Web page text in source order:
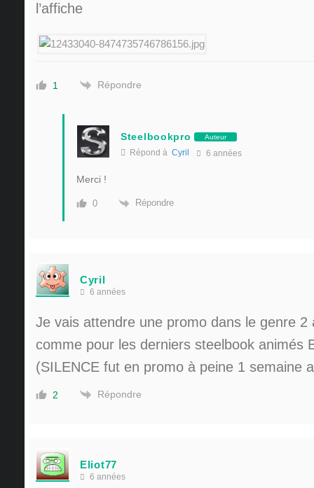
l’affiche
1 Répondre
Steelbookpro Auteur
Répond à Cyril 6 années
Merci !
0 Répondre
Cyril
6 années
Je vais attendre une promo dans le genre 2
comme pour les derniers steelbook animés
(SILENCE fut en promo à peine 1 semaine
2 Répondre
Eliot77
6 années